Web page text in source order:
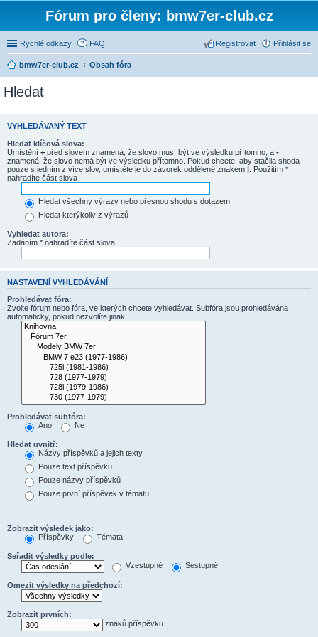
Fórum pro členy: bmw7er-club.cz
Rychlé odkazy FAQ Přihlásit se
Registrovat
bmw7er-club.cz Obsah fóra
Hledat
VYHLEDÁVANÝ TEXT
Hledat klíčová slova:
Umístění + před slovem znamená, že slovo musí být ve výsledku přítomno, a -
znamená, že slovo nemá být ve výsledku přítomno. Pokud chcete, aby stačila shoda
pouze s jedním z více slov, umístěte je do závorek oddělené znakem | . Použitím *
nahradíte část slova
Hledat všechny výrazy nebo přesnou shodu s dotazem
Hledat kterýkoliv z výrazů
Vyhledat autora:
Zadáním * nahradíte část slova
NASTAVENÍ VYHLEDÁVÁNÍ
Prohledávat fóra:
Zvolte fórum nebo fóra, ve kterých chcete vyhledávat. Subfóra jsou prohledávána
automaticky, pokud nezvolíte jinak.
Prohledávat subfóra:
Ano
Ne
Hledat uvnitř:
Názvy příspěvků a jejich texty
Pouze text příspěvku
Pouze názvy příspěvků
Pouze první příspěvek v tématu
Zobrazit výsledek jako:
Příspěvky
Témata
Seřadit výsledky podle:
Vzestupně
Sestupně
Omezit výsledky na předchozí:
Zobrazit prvních:
znaků příspěvku